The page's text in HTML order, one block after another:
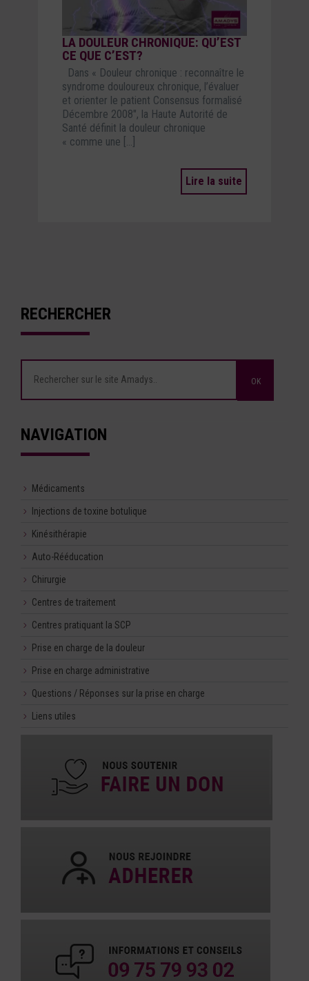
LA DOULEUR CHRONIQUE: QU’EST
CE QUE C’EST?
Dans « Douleur chronique : reconnaître le
syndrome douloureux chronique, l’évaluer
et orienter le patient Consensus formalisé
Décembre 2008″, la Haute Autorité de
Santé définit la douleur chronique
« comme une […]
Lire la suite
RECHERCHER
NAVIGATION
Médicaments
Injections de toxine botulique
Kinésithérapie
Auto-Rééducation
Chirurgie
Centres de traitement
Centres pratiquant la SCP
Prise en charge de la douleur
Prise en charge administrative
Questions / Réponses sur la prise en charge
Liens utiles